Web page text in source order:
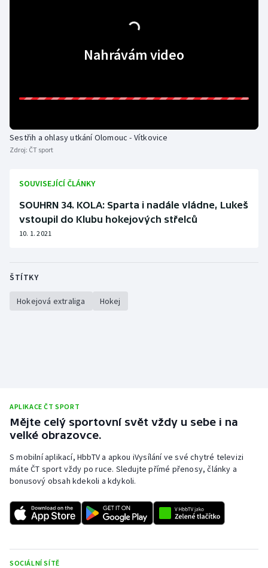
Nahrávám video
Sestřih a ohlasy utkání Olomouc - Vítkovice
Zdroj: ČT sport
SOUVISEJÍCÍ ČLÁNKY
SOUHRN 34. KOLA: Sparta i nadále vládne, Lukeš
vstoupil do Klubu hokejových střelců
10. 1. 2021
ŠTÍTKY
Hokejová extraliga Hokej
APLIKACE ČT SPORT
Mějte celý sportovní svět vždy u sebe i na
velké obrazovce.
S mobilní aplikací, HbbTV a apkou iVysílání ve své chytré televizi
máte ČT sport vždy po ruce. Sledujte přímé přenosy, články a
bonusový obsah kdekoli a kdykoli.
SOCIÁLNÍ SÍTĚ